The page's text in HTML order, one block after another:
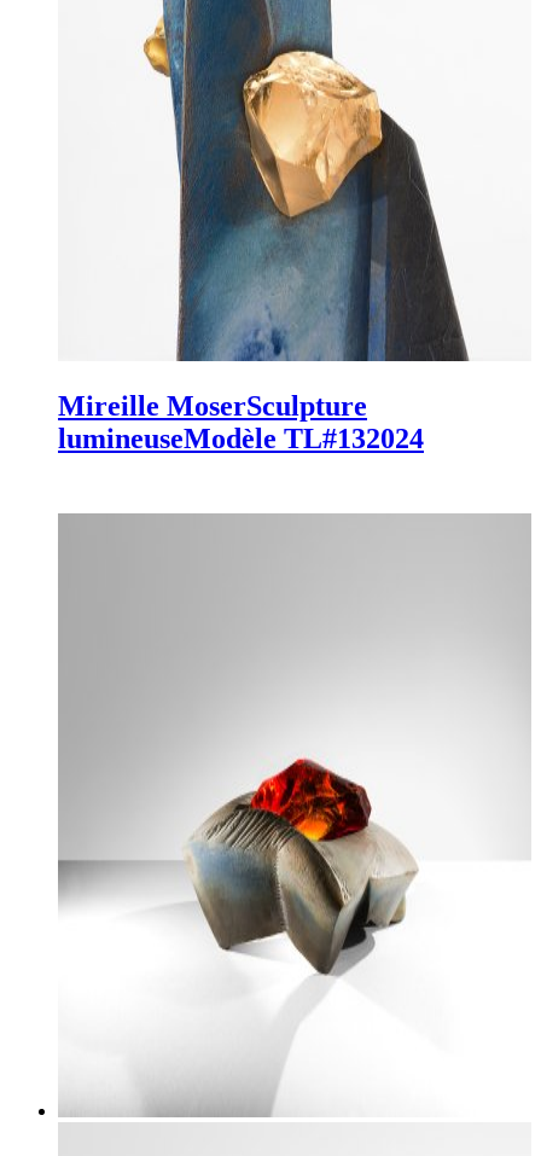
Mireille MoserSculpture
lumineuseModèle TL#132024